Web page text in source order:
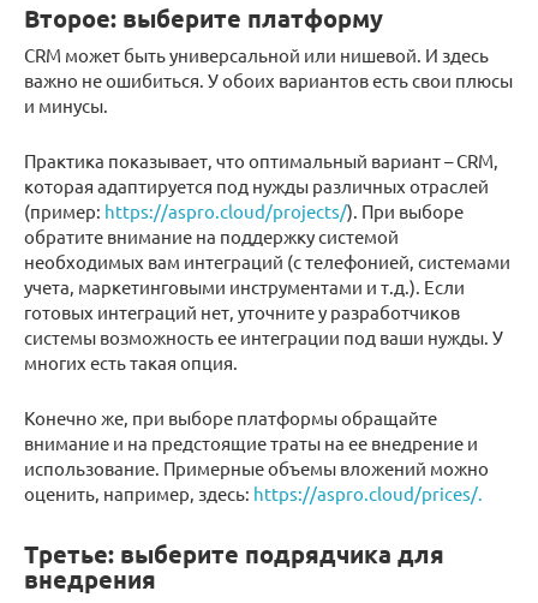
Второе: выберите платформу
CRM может быть универсальной или нишевой. И здесь
важно не ошибиться. У обоих вариантов есть свои плюсы
и минусы.
Практика показывает, что оптимальный вариант – CRM,
которая адаптируется под нужды различных отраслей
(пример: https://aspro.cloud/projects/). При выборе
обратите внимание на поддержку системой
необходимых вам интеграций (с телефонией, системами
учета, маркетинговыми инструментами и т.д.). Если
готовых интеграций нет, уточните у разработчиков
системы возможность ее интеграции под ваши нужды. У
многих есть такая опция.
Конечно же, при выборе платформы обращайте
внимание и на предстоящие траты на ее внедрение и
использование. Примерные объемы вложений можно
оценить, например, здесь: https://aspro.cloud/prices/.
Третье: выберите подрядчика для
внедрения